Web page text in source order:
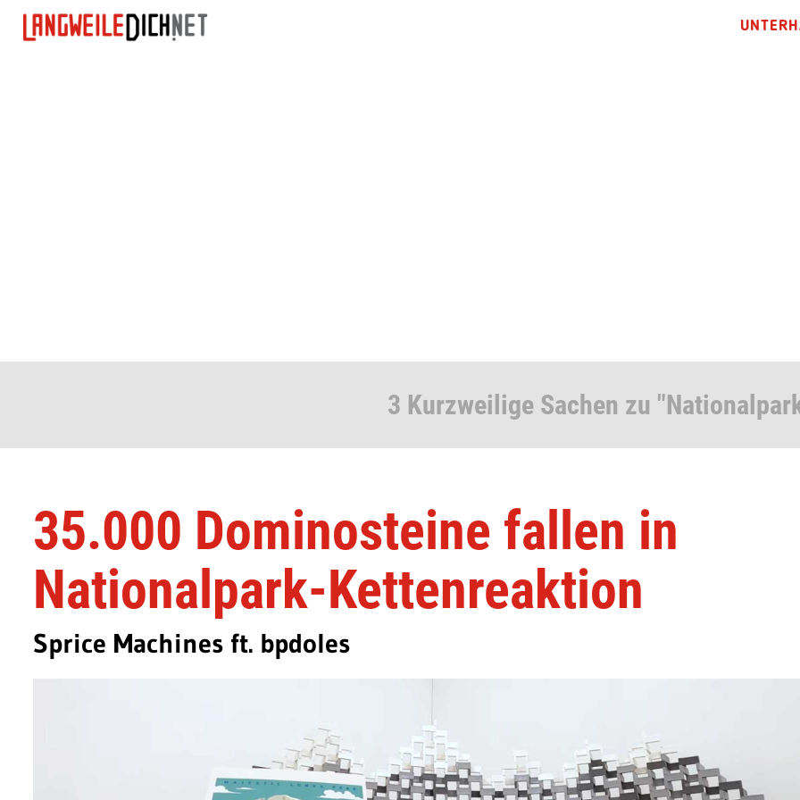
3 Kurzweilige Sachen zu
35.000 Dominosteine fallen in
Nationalpark-Kettenreaktion
Sprice Machines ft. bpdoles